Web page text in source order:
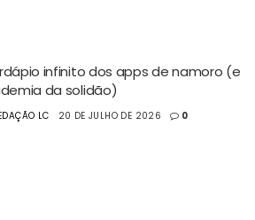
infinito dos apps de namoro (e
da solidão)
LC 20 DE JULHO DE 2026 0